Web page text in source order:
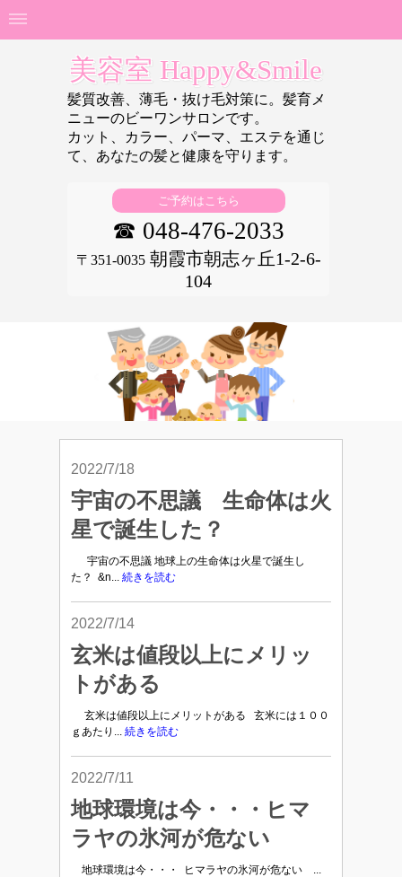
美容室 Happy&Smile
髪質改善、薄毛・抜け毛対策に。髪育メ
ニューのビーワンサロンです。
カット、カラー、パーマ、エステを通じ
て、あなたの髪と健康を守ります。
ご予約はこちら
☎ 048-476-2033
〒351-0035朝霞市朝志ヶ丘1-2-6-
104
2022/7/18
宇宙の不思議 生命体は火
星で誕生した？
宇宙の不思議 地球上の生命体は火星で誕生し
た？ &n... 続きを読む
2022/7/14
玄米は値段以上にメリッ
トがある
玄米は値段以上にメリットがある 玄米には１００
ｇあたり... 続きを読む
2022/7/11
地球環境は今・・・ヒマ
ラヤの氷河が危ない
地球環境は今・・・ ヒマラヤの氷河が危ない ...